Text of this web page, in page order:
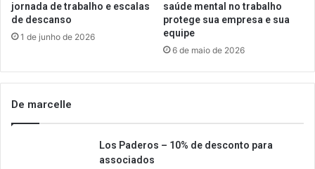
jornada de trabalho e escalas
de descanso
1 de junho de 2026
saúde mental no trabalho
protege sua empresa e sua
equipe
6 de maio de 2026
De marcelle
Los Paderos – 10% de desconto para
associados